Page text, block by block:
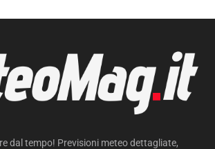
dal tempo! Previsioni meteo dettagliate,